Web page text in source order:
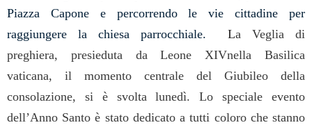
Piazza Capone e percorrendo le vie cittadine per
raggiungere la chiesa parrocchiale.
La Veglia di
preghiera, presieduta da Leone XIVnella Basilica
vaticana, il momento centrale del Giubileo della
consolazione, si è svolta lunedì. Lo speciale evento
dell’Anno Santoè statodedicato a tutti coloro che stanno